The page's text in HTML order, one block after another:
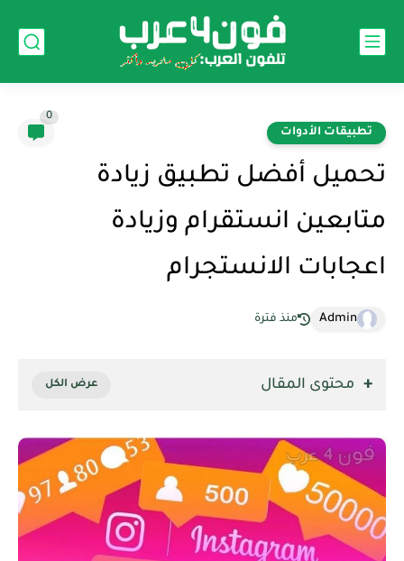
تطبيقات الأدوات
0
تحميل أفضل تطبيق زيادة
متابعين انستقرام وزيادة
اعجابات الانستجرام
Admin منذ فترة
محتوى المقال